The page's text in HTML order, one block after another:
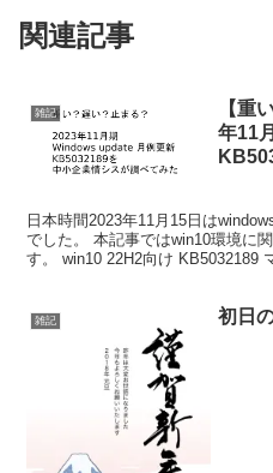
関連記事
雑記
【重
年11
日本時間2023年11月15日は
でした。 本記事ではwin10環境に
す。 win10 22H2向け KB5032189
雑記 初日